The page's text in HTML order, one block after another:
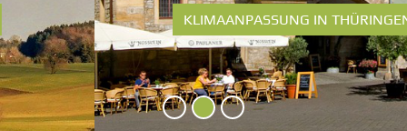
KLIMAANPASSUNG IN THÜRINGEN